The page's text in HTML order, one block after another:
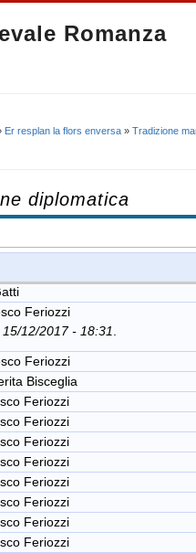
Romanza
Er resplan la flors enversa » Tradizione
diplomatica
Feriozzi
15/12/2017 - 18:31
Feriozzi
Bisceglia
Feriozzi
Feriozzi
Feriozzi
Feriozzi
Feriozzi
Feriozzi
Feriozzi
Feriozzi